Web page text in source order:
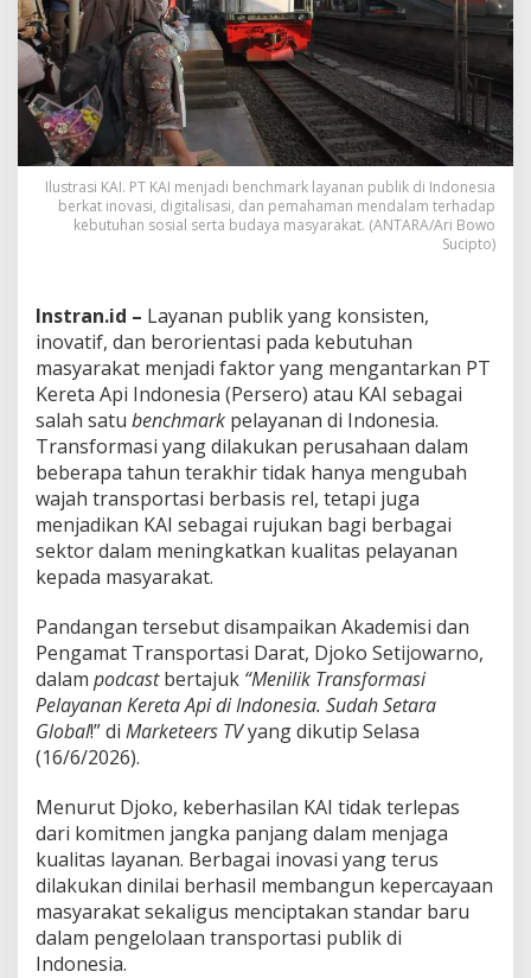
r
a
n
s
p
o
r
t
a
s
i
n
i
a
d
i
e
n
c
h
m
a
r
L
a
y
a
n
a
u
b
l
i
k
Ilustrasi KAI. PT KAI menjadi benchmark layanan publik di Indonesia
berkat inovasi, digitalisasi, dan pemahaman mendalam terhadap
kebutuhan sosial serta budaya masyarakat. (ANTARA/Ari Bowo
Sucipto)
Instran.id – Layanan publik yang konsisten,
inovatif, dan berorientasi pada kebutuhan
masyarakat menjadi faktor yang mengantarkan PT
Kereta Api Indonesia (Persero) atau KAI sebagai
salah satu benchmark pelayanan di Indonesia.
Transformasi yang dilakukan perusahaan dalam
beberapa tahun terakhir tidak hanya mengubah
wajah transportasi berbasis rel, tetapi juga
menjadikan KAI sebagai rujukan bagi berbagai
sektor dalam meningkatkan kualitas pelayanan
kepada masyarakat.
Pandangan tersebut disampaikan Akademisi dan
Pengamat Transportasi Darat, Djoko Setijowarno,
dalam podcastbertajuk “Menilik Transformasi
Pelayanan Kereta Api di Indonesia. Sudah Setara
Global!” di Marketeers TVyang dikutip Selasa
(16/6/2026).
Menurut Djoko, keberhasilan KAI tidak terlepas
dari komitmen jangka panjang dalam menjaga
kualitas layanan. Berbagai inovasi yang terus
dilakukan dinilai berhasil membangun kepercayaan
masyarakat sekaligus menciptakan standar baru
dalam pengelolaan transportasi publik di
Indonesia.